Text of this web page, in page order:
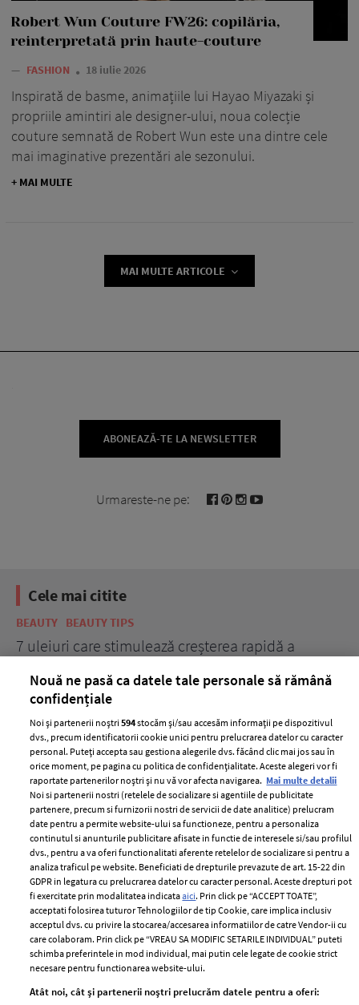
Robert Wun Couture FW26: copilăria,
reinterpretată prin haute-couture
— FASHION 18 iulie 2026
Inspirată de basme, animațiile lui Hayao Miyazaki și
propriile amintiri ale designer-ului, noua colecție
couture semnată de Robert Wun este una dintre cele
mai imaginative prezentări ale sezonului.
+ MAI MULTE
MAI MULTE ARTICOLE
ABONEAZĂ-TE LA NEWSLETTER
Urmareste-ne pe:
Cele mai citite
BEAUTY BEAUTY TIPS
7 uleiuri care stimulează creșterea rapidă a
ELLE Style Awards
2024
Despre ELLE
Romania
Contact
Abonamente
Termeni si conditii
Politica de
confidențialitate
Politica de cookies
Publicitate
femei
Nouă ne pasă ca datele tale personale să rămână
confidențiale
Noi și partenerii noștri594stocăm și/sau accesăm informații pe dispozitivul
dvs., precum identificatorii cookie unici pentru prelucrarea datelor cu caracter
personal. Puteți accepta sau gestiona alegerile dvs. făcând clic mai jos sau în
orice moment, pe pagina cu politica de confidențialitate. Aceste alegeri vor fi
raportate partenerilor noștri și nu vă vor afecta navigarea. Mai multe detalii
Noi si partenerii nostri (retelele de socializare si agentiile de publicitate
partenere, precum si furnizorii nostri de servicii de date analitice) prelucram
date pentru a permite website-ului sa functioneze, pentru a personaliza
continutul si anunturile publicitare afisate in functie de interesele si/sau profilul
dvs., pentru a va oferi functionalitati aferente retelelor de socializare si pentru a
analiza traficul pe website. Beneficiati de drepturile prevazute de art. 15-22 din
GDPR in legatura cu prelucrarea datelor cu caracter personal. Aceste drepturi pot
fi exercitate prin modalitatea indicataaici. Prin click pe “ACCEPT TOATE”,
acceptati folosirea tuturor Tehnologiilor de tip Cookie, care implica inclusiv
acceptul dvs. cu privire la stocarea/accesarea informatiilor de catre Vendor-ii cu
care colaboram. Prin click pe “VREAU SA MODIFIC SETARILE INDIVIDUAL” puteti
schimba preferintele in mod individual, mai putin cele legate de cookie strict
necesare pentru functionarea website-ului.
Atât noi, cât și partenerii noștri prelucrăm datele pentru a oferi: